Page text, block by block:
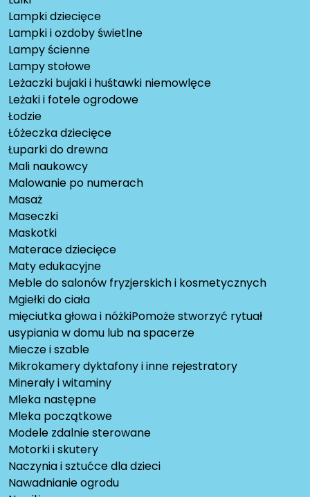
Lampki dziecięce
Lampki i ozdoby świetlne
Lampy ścienne
Lampy stołowe
Leżaczki bujaki i huśtawki niemowlęce
Leżaki i fotele ogrodowe
Łodzie
Łóżeczka dziecięce
Łuparki do drewna
Mali naukowcy
Malowanie po numerach
Masaż
Maseczki
Maskotki
Materace dziecięce
Maty edukacyjne
Meble do salonów fryzjerskich i kosmetycznych
Mgiełki do ciała
mięciutka głowa i nóżkiPomoże stworzyć rytuał
usypiania w domu lub na spacerze
Miecze i szable
Mikrokamery dyktafony i inne rejestratory
Minerały i witaminy
Mleka następne
Mleka początkowe
Modele zdalnie sterowane
Motorki i skutery
Naczynia i sztućce dla dzieci
Nawadnianie ogrodu